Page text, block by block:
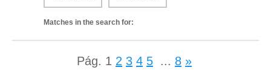
Matches in the search for:
Pág. 1 2 3 4 5 ... 8 »